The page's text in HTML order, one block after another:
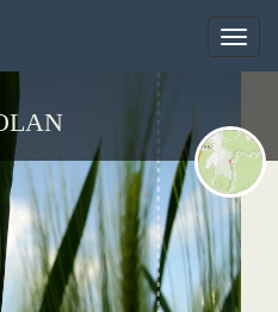
Toggle
Toggle